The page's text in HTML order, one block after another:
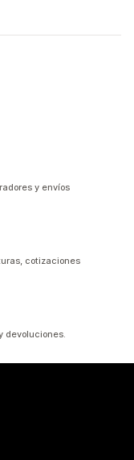
y envíos
cotizaciones
devoluciones.